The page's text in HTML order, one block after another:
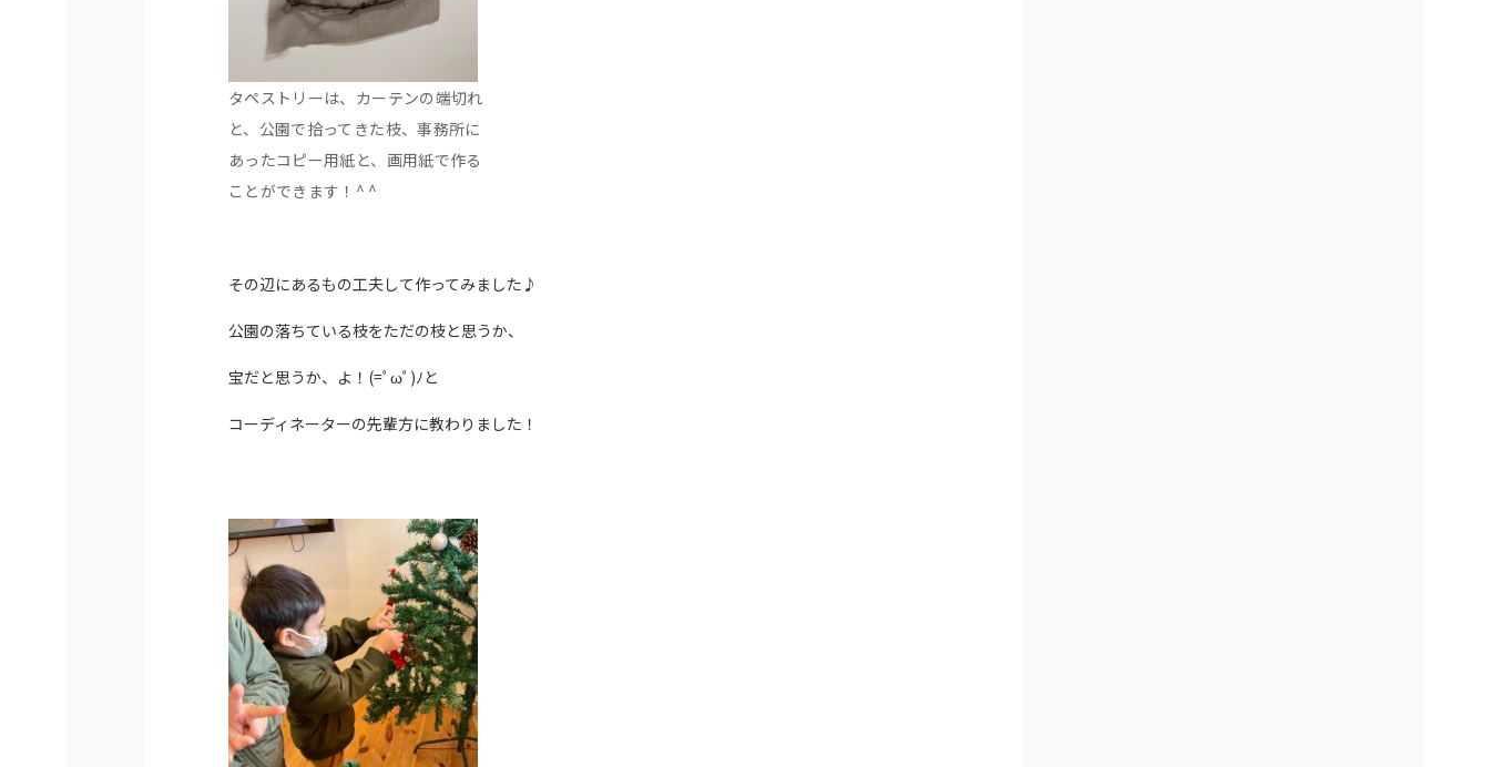
タペストリーは、カーテンの端切れ
と、公園で拾ってきた枝、事務所に
あったコピー用紙と、画用紙で作る
ことができます！^ ^
その辺にあるもの工夫して作ってみました♪
公園の落ちている枝をただの枝と思うか、
宝だと思うか、よ！(=ﾟωﾟ)ﾉと
コーディネーターの先輩方に教わりました！